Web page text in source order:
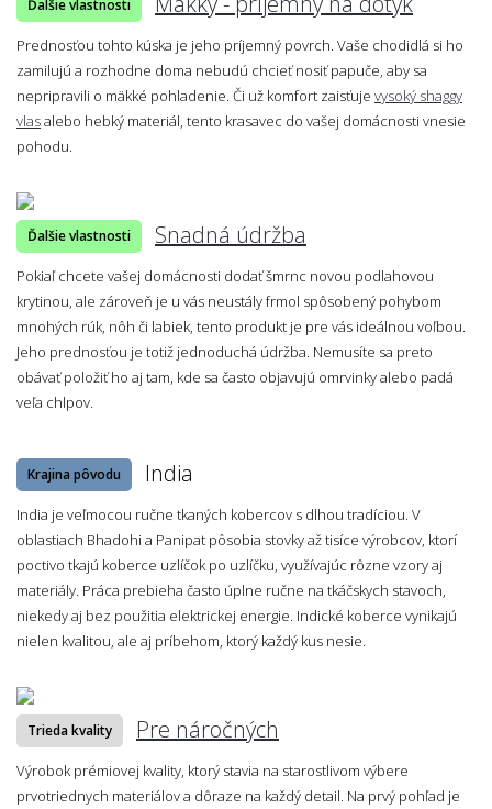
Ďalšie vlastnosti
Prednosťou tohto kúska je jeho príjemný povrch. Vaše chodidlá si ho
zamilujú a rozhodne doma nebudú chcieť nosiť papuče, aby sa
nepripravili o mäkké pohladenie. Či už komfort zaisťuje vysoký shaggy
vlasalebo hebký materiál, tento krasavec do vašej domácnosti vnesie
pohodu.
Ďalšie vlastnosti Snadná údržba
Pokiaľ chcete vašej domácnosti dodať šmrnc novou podlahovou
krytinou, ale zároveň je u vás neustály frmol spôsobený pohybom
mnohých rúk, nôh či labiek, tento produkt je pre vás ideálnou voľbou.
Jeho prednosťou je totiž jednoduchá údržba. Nemusíte sa preto
obávať položiť ho aj tam, kde sa často objavujú omrvinky alebo padá
veľa chlpov.
Krajina pôvodu India
India je veľmocou ručne tkaných kobercov s dlhou tradíciou. V
oblastiach Bhadohi a Panipat pôsobia stovky až tisíce výrobcov, ktorí
poctivo tkajú koberce uzlíčok po uzlíčku, využívajúc rôzne vzory aj
materiály. Práca prebieha často úplne ručne na tkáčskych stavoch,
niekedy aj bez použitia elektrickej energie. Indické koberce vynikajú
nielen kvalitou, ale aj príbehom, ktorý každý kus nesie.
Trieda kvality Pre náročných
Výrobok prémiovej kvality, ktorý stavia na starostlivom výbere
prvotriednych materiálov a dôraze na každý detail. Na prvý pohľad je